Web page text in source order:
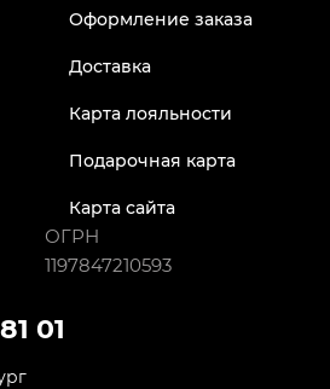
Оформление заказа
Доставка
Карта лояльности
Подарочная карта
Карта сайта
ОГРН
1197847210593
01